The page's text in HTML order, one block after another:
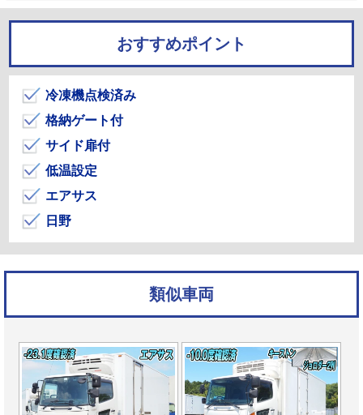
おすすめポイント
冷凍機点検済み
格納ゲート付
サイド扉付
低温設定
エアサス
日野
類似車両